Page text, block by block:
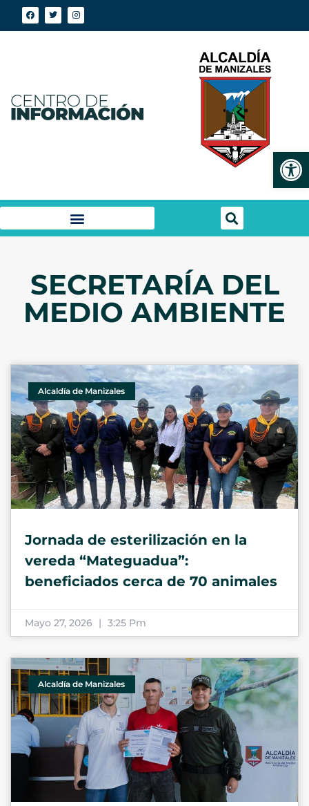
SECRETARÍA DEL
MEDIO AMBIENTE
Alcaldía de Manizales
Jornada de esterilización en la
vereda “Mateguadua”:
beneficiados cerca de 70 animales
Mayo 27, 2026 3:25 Pm
Alcaldía de Manizales